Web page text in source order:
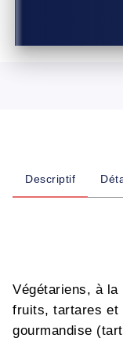
Descriptif
Végétariens, à la
fruits, tartares et
gourmandise